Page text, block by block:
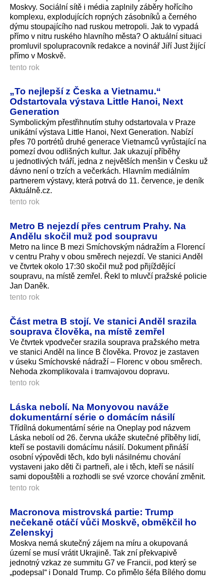
Moskvy. Sociální sítě i média zaplnily záběry hořícího
komplexu, explodujících ropných zásobníků a černého
dýmu stoupajícího nad ruskou metropoli. Jak to vypadá
přímo v nitru ruského hlavního města? O aktuální situaci
promluvil spolupracovník redakce a novinář Jiří Just žijící
přímo v Moskvě.
tento rok
„To nejlepší z Česka a Vietnamu.“
Odstartovala výstava Little Hanoi, Next
Generation
Symbolickým přestřihnutím stuhy odstartovala v Praze
unikátní výstava Little Hanoi, Next Generation. Nabízí
přes 70 portrétů druhé generace Vietnamců vyrůstající na
pomezí dvou odlišných kultur. Jak ukazují příběhy
u jednotlivých tváří, jedna z největších menšin v Česku už
dávno není o trzích a večerkách. Hlavním mediálním
partnerem výstavy, která potrvá do 11. července, je deník
Aktuálně.cz.
tento rok
Metro B nejezdí přes centrum Prahy. Na
Andělu skočil muž pod soupravu
Metro na lince B mezi Smíchovským nádražím a Florencí
v centru Prahy v obou směrech nejezdí. Ve stanici Anděl
ve čtvrtek okolo 17:30 skočil muž pod přijíždějící
soupravu, na místě zemřel. Řekl to mluvčí pražské policie
Jan Daněk.
tento rok
Část metra B stojí. Ve stanici Anděl srazila
souprava člověka, na místě zemřel
Ve čtvrtek vpodvečer srazila souprava pražského metra
ve stanici Anděl na lince B člověka. Provoz je zastaven
v úseku Smíchovské nádraží – Florenc v obou směrech.
Nehoda zkomplikovala i tramvajovou dopravu.
tento rok
Láska nebolí. Na Monyovou naváže
dokumentární série o domácím násilí
Třídílná dokumentární série na Oneplay pod názvem
Láska nebolí od 26. června ukáže skutečné příběhy lidí,
kteří se postavili domácímu násilí. Dokument přináší
osobní výpovědi těch, kdo byli násilnému chování
vystaveni jako děti či partneři, ale i těch, kteří se násilí
sami dopouštěli a rozhodli se své vzorce chování změnit.
tento rok
Macronova mistrovská partie: Trump
nečekaně otáčí vůči Moskvě, obměkčil ho
Zelenskyj
Moskva nemá skutečný zájem na míru a okupovaná
území se musí vrátit Ukrajině. Tak zní překvapivě
jednotný vzkaz ze summitu G7 ve Francii, pod který se
„podepsal“ i Donald Trump. Co přimělo šéfa Bílého domu